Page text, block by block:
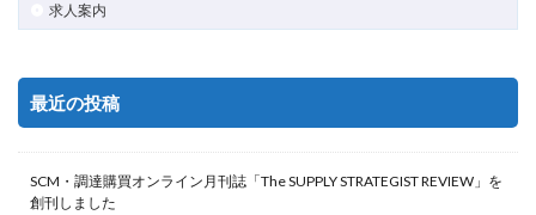
求人案内
最近の投稿
SCM・調達購買オンライン月刊誌「The SUPPLY STRATEGIST REVIEW」を
創刊しました